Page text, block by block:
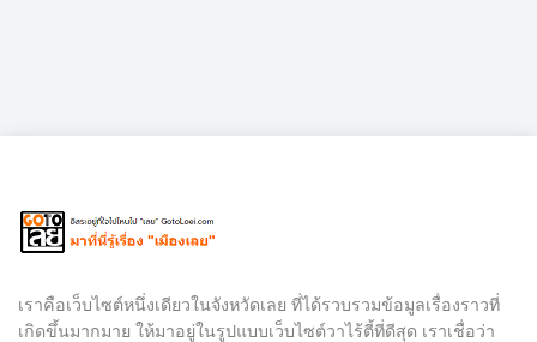
เราคือเว็บไซต์หนึ่งเดียวในจังหวัดเลย ที่ได้รวบรวมข้อมูลเรื่องราวที่
เกิดขึ้นมากมาย ให้มาอยู่ในรูปแบบเว็บไซต์วาไร้ตี้ที่ดีสุด เราเชื่อว่า